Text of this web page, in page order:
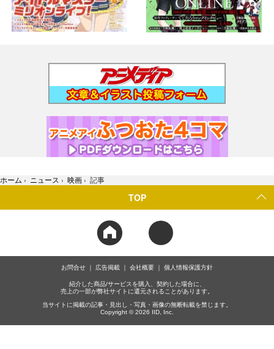
ホーム › ニュース › 映画 › 記事
TOP
お問合せ 広告掲載 会社概要 個人情報保護方針
紹介した商品/サービスを購入、契約した場合に、
売上の一部が弊社サイトに還元されることがあります。
当サイトに掲載の記事・見出し・写真・画像の無断転載を禁じます。
Copyright © 2026 IID, Inc.